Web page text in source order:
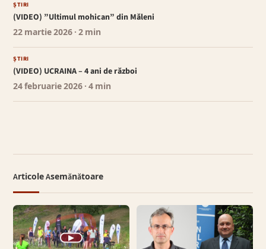
ȘTIRI
(VIDEO) ”Ultimul mohican” din Măleni
22 martie 2026 · 2 min
ȘTIRI
(VIDEO) UCRAINA – 4 ani de război
24 februarie 2026 · 4 min
Articole Asemănătoare
▶